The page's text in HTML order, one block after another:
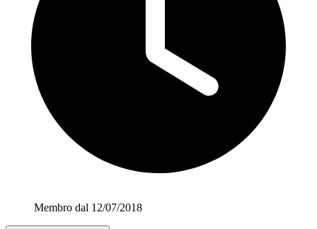
Membro dal 12/07/2018